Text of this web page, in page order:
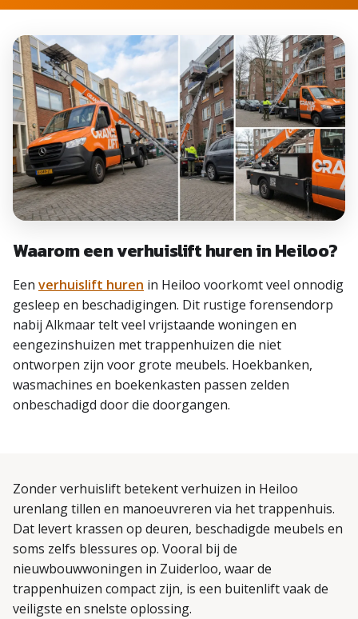
Waarom een verhuislift huren in Heiloo?
Een verhuislift huren in Heiloo voorkomt veel onnodig
gesleep en beschadigingen. Dit rustige forensendorp
nabij Alkmaar telt veel vrijstaande woningen en
eengezinshuizen met trappenhuizen die niet
ontworpen zijn voor grote meubels. Hoekbanken,
wasmachines en boekenkasten passen zelden
onbeschadigd door die doorgangen.
Zonder verhuislift betekent verhuizen in Heiloo
urenlang tillen en manoeuvreren via het trappenhuis.
Dat levert krassen op deuren, beschadigde meubels en
soms zelfs blessures op. Vooral bij de
nieuwbouwwoningen in Zuiderloo, waar de
trappenhuizen compact zijn, is een buitenlift vaak de
veiligste en snelste oplossing.